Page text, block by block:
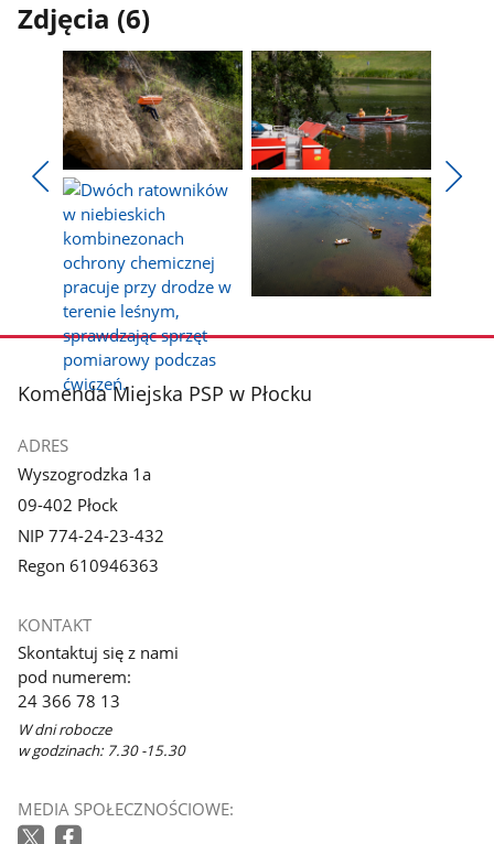
Zdjęcia (6)
poprzednie
zdjęcia
Pokaż
zdjęcie
1
galerii.
Pokaż
zdjęcie
2
z
Pokaż
zdjęcie
3
z
galerii.
zdjęcie
galerii.
stopka
Komenda Miejska PSP w Płocku
ADRES
Wyszogrodzka 1a
09-402 Płock
NIP 774-24-23-432
Regon 610946363
KONTAKT
Skontaktuj się z nami
pod numerem:
24 366 78 13
W dni robocze
w godzinach: 7.30 -15.30
MEDIA SPOŁECZNOŚCIOWE: